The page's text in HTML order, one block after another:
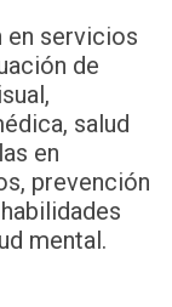
en servicios
de
salud
en
prevención
mental.